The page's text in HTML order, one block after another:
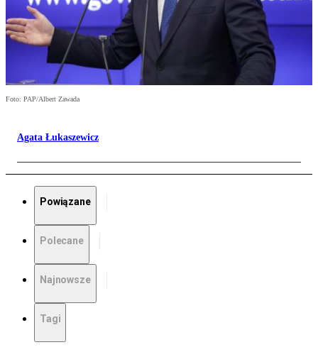
Foto: PAP/Albert Zawada
Agata Łukaszewicz
Powiązane
Polecane
Najnowsze
Tagi